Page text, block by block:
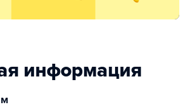
информация